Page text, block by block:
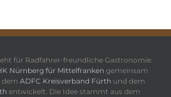
für Radfahrer-freundliche Gastronomie.
Nürnberg für Mittelfranken gemeinsam
dem ADFC Kreisverband Fürth und dem
entwickelt. Die Idee stammt aus dem